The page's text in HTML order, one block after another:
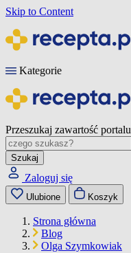
Skip to Content
Kategorie
Przeszukaj zawartość portalu
Szukaj
Zaloguj się
Ulubione Koszyk
Strona główna
Blog
Olga Szymkowiak